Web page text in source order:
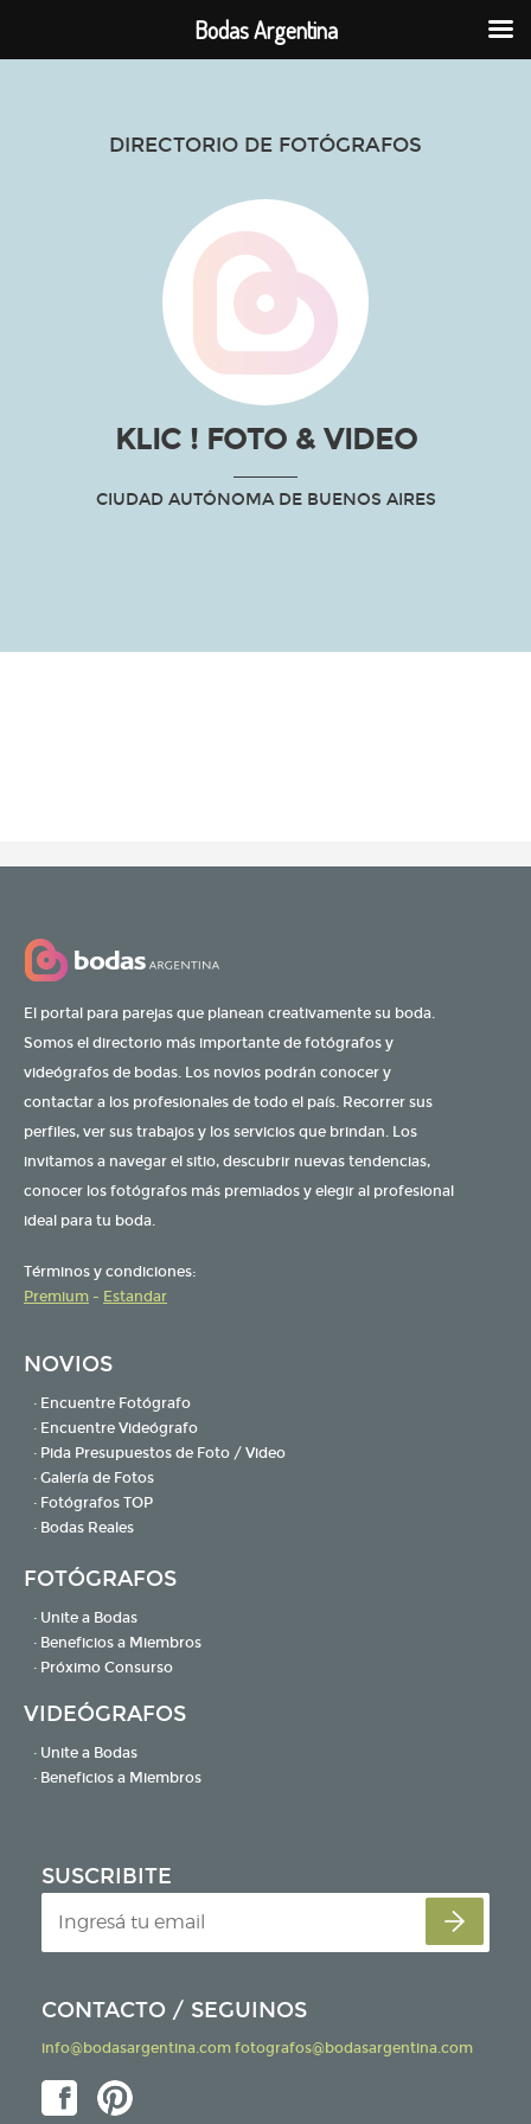
DIRECTORIO DE FOTÓGRAFOS
KLIC ! FOTO & VIDEO
CIUDAD AUTÓNOMA DE BUENOS AIRES
El portal para parejas que planean creativamente su boda.
Somos el directorio más importante de fotógrafos y
videógrafos de bodas. Los novios podrán conocer y
contactar a los profesionales de todo el país. Recorrer sus
perfiles, ver sus trabajos y los servicios que brindan. Los
invitamos a navegar el sitio, descubrir nuevas tendencias,
conocer los fotógrafos más premiados y elegir al profesional
ideal para tu boda.
Términos y condiciones:
Premium - Estandar
NOVIOS
· Encuentre Fotógrafo
· Encuentre Videógrafo
· Pida Presupuestos de Foto / Video
· Galería de Fotos
· Fotógrafos TOP
· Bodas Reales
FOTÓGRAFOS
· Unite a Bodas
· Beneficios a Miembros
· Próximo Consurso
VIDEÓGRAFOS
· Unite a Bodas
· Beneficios a Miembros
SUSCRIBITE
CONTACTO / SEGUINOS
info@bodasargentina.com fotografos@bodasargentina.com
Bodas Argentina